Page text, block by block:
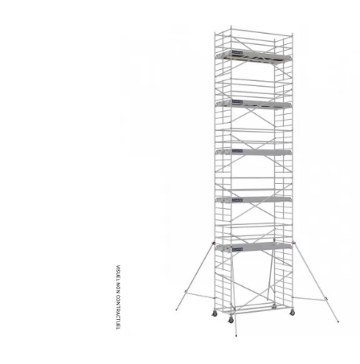
MATÉRIEL DE DÉMOLITION
COMPRESSEUR DE CHANTIER
TRAVAIL EN HAUTEUR
ÉQUIPEMENT DE CHANTIER
MACHINE DE PROJECTION ET
MATÉRIEL DE SABLAGE
POMPE ET PISTOLET À
DÉCOLLEUSE À PAPIER PEINT
ESPACE VERT
TRANSPALETTE, GERBEUR ET